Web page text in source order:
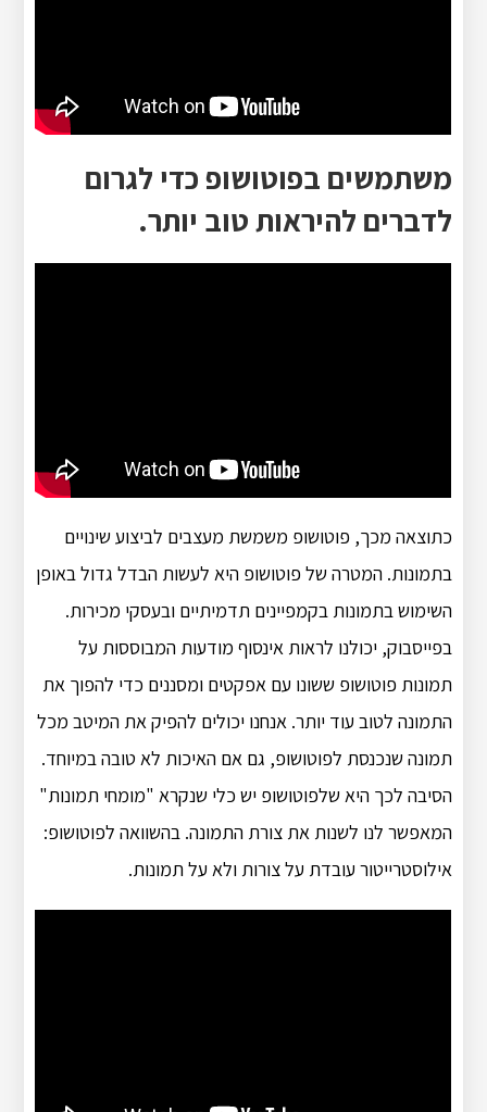
משתמשים בפוטושופ כדי לגרום
לדברים להיראות טוב יותר.
כתוצאה מכך, פוטושופ משמשת מעצבים לביצוע שינויים
בתמונות. המטרה של פוטושופ היא לעשות הבדל גדול באופן
השימוש בתמונות בקמפיינים תדמיתיים ובעסקי מכירות.
בפייסבוק, יכולנו לראות אינסוף מודעות המבוססות על
תמונות פוטושופ ששונו עם אפקטים ומסננים כדי להפוך את
התמונה לטוב עוד יותר. אנחנו יכולים להפיק את המיטב מכל
תמונה שנכנסת לפוטושופ, גם אם האיכות לא טובה במיוחד.
הסיבה לכך היא שלפוטושופ יש כלי שנקרא "מומחי תמונות"
המאפשר לנו לשנות את צורת התמונה. בהשוואה לפוטושופ:
אילוסטרייטור עובדת על צורות ולא על תמונות.